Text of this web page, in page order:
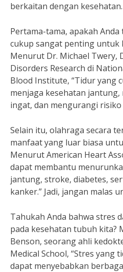
berkaitan dengan kesehatan.
Pertama-tama, apakah
cukup sangat penting untuk
Menurut Dr. Michael Twery,
Disorders Research di
Blood Institute, “Tidur yang
menjaga kesehatan
ingat, dan mengurangi risiko
Selain itu, olahraga secara
manfaat yang luar biasa
Menurut American Heart
dapat membantu
jantung, stroke, diabetes,
kanker.” Jadi, jangan malas
Tahukah Anda bahwa stres
pada kesehatan tubuh kita?
Benson, seorang ahli
Medical School, “Stres yang
dapat menyebabkan